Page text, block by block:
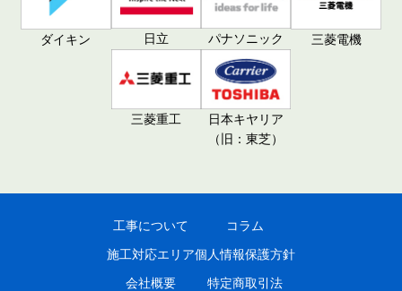
ダイキン 日立 パナソニック 三菱電機
三菱重工
日本キヤリア
（旧：東芝）
工事について
施工対応エリア
会社概要
コラム
個人情報保護方針
特定商取引法